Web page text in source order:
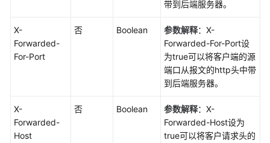
带到后端服务器。
X-
Forwarded-
For-Port
否 Boolean 参数解释：X-
Forwarded-For-Port设
为true可以将客户端的源
端口从报文的http头中带
到后端服务器。
X-
Forwarded-
Host
否 Boolean 参数解释：X-
Forwarded-Host设为
true可以将客户请求头的